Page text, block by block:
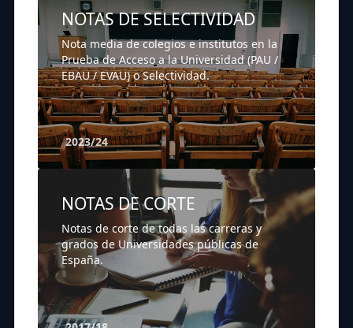
NOTAS DE SELECTIVIDAD
Nota media de colegios e institutos en la
Prueba de Acceso a la Universidad (PAU /
EBAU / EVAU) o Selectividad.
2023/24
NOTAS DE CORTE
Notas de corte de todas las carreras y
grados de Universidades públicas de
España.